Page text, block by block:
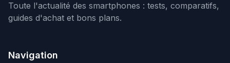
Toute l'actualité des smartphones : tests, comparatifs,
guides d'achat et bons plans.
Navigation